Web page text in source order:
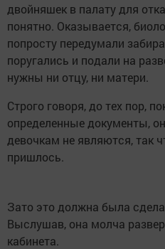
двойняшек в палату для
понятно. Оказывается,
попросту передумали
поругались и подали на
нужны ни отцу, ни матери.
Строго говоря, до тех пор,
определенные документы,
девочкам не являются, так
пришлось.
Зато это должна была
Выслушав, она молча
кабинета.